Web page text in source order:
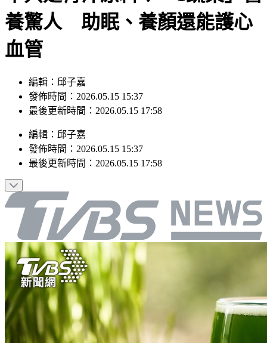
不只是青汁原料！「1蔬菜」營
養驚人 助眠、養顏還能護心
血管
編輯：邱子嘉
發佈時間：2026.05.15 15:37
編輯：邱子嘉
發佈時間：2026.05.15 15:37